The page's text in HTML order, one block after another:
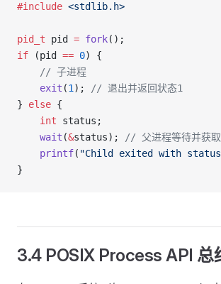
#include <stdlib.h>
pid_t pid = fork();
if (pid == 0) {
    // 子进程
    exit
(1 );
// 退出并返回状态1
} else {
    int
status;
    wait
(&status);
// 父进程等待并获
    printf
( "Child exited with status
}
3.4 POSIX Process API 总